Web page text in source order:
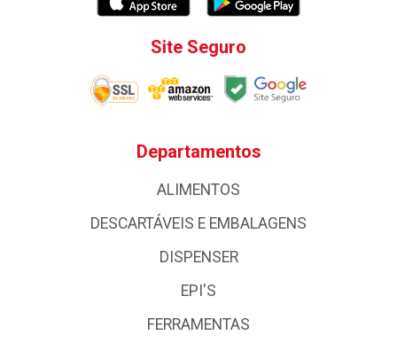
Site Seguro
Departamentos
ALIMENTOS
DESCARTÁVEIS E EMBALAGENS
DISPENSER
EPI'S
FERRAMENTAS